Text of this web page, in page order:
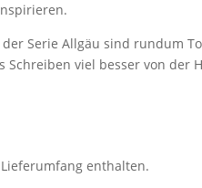
Serie Allgäu sind rundum
Schreiben viel besser von der
enthalten.